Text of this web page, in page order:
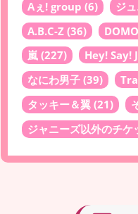
Aぇ! group (6) ジ
A.B.C-Z (36)
嵐 (227) Hey! Say!
なにわ男子 (39)
タッキー＆翼 (21)
ジャニーズ以外のチケ